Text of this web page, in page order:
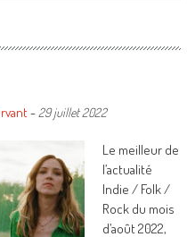
- 29 juillet 2022
Le meilleur de
l’actualité
Indie / Folk /
Rock du mois
d’août 2022,